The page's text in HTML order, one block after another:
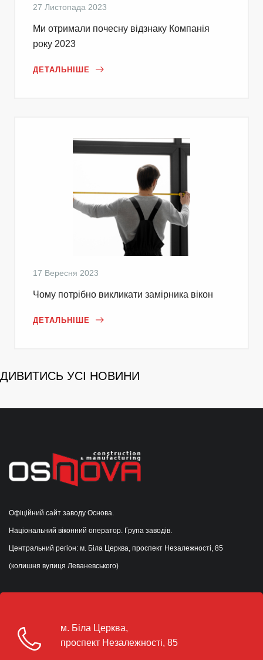
27 Листопада 2023
Ми отримали почесну відзнаку Компанія
року 2023
ДЕТАЛЬНІШЕ
17 Вересня 2023
Чому потрібно викликати замірника вікон
ДЕТАЛЬНІШЕ
ДИВИТИСЬ УСІ НОВИНИ
Офіційний сайт заводу Основа.
Національний віконний оператор. Група заводів.
Центральний регіон: м. Біла Церква, проспект Незалежності, 85
(колишня вулиця Леваневського)
м. Біла Церква,
проспект Незалежності, 85